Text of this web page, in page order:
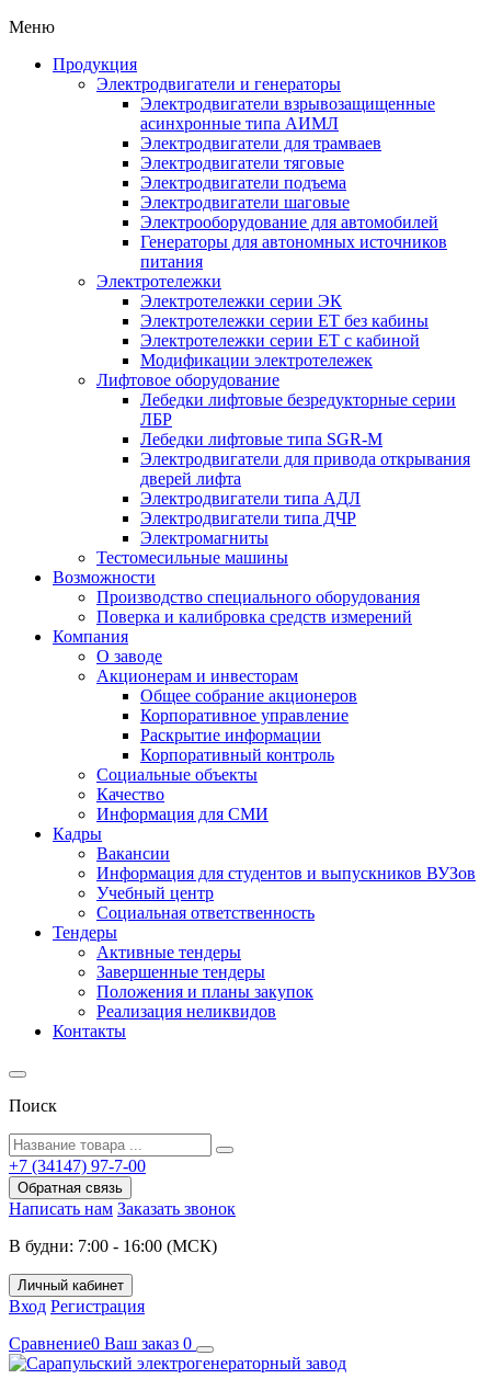
Меню
Продукция
Электродвигатели и генераторы
Электродвигатели взрывозащищенные
асинхронные типа АИМЛ
Электродвигатели для трамваев
Электродвигатели тяговые
Электродвигатели подъема
Электродвигатели шаговые
Электрооборудование для автомобилей
Генераторы для автономных источников
питания
Электротележки
Электротележки серии ЭК
Электротележки серии ЕТ без кабины
Электротележки серии ЕТ с кабиной
Модификации электротележек
Лифтовое оборудование
Лебедки лифтовые безредукторные серии
ЛБР
Лебедки лифтовые типа SGR-M
Электродвигатели для привода открывания
дверей лифта
Электродвигатели типа АДЛ
Электродвигатели типа ДЧР
Электромагниты
Тестомесильные машины
Возможности
Производство специального оборудования
Поверка и калибровка средств измерений
Компания
О заводе
Акционерам и инвесторам
Общее собрание акционеров
Корпоративное управление
Раскрытие информации
Корпоративный контроль
Социальные объекты
Качество
Информация для СМИ
Кадры
Вакансии
Информация для студентов и выпускников ВУЗов
Учебный центр
Социальная ответственность
Тендеры
Активные тендеры
Завершенные тендеры
Положения и планы закупок
Реализация неликвидов
Контакты
Поиск
+7 (34147) 97-7-00
Обратная связь
Написать нам Заказать звонок
В будни: 7:00 - 16:00 (МСК)
Личный кабинет
Вход Регистрация
Сравнение0 Ваш заказ 0